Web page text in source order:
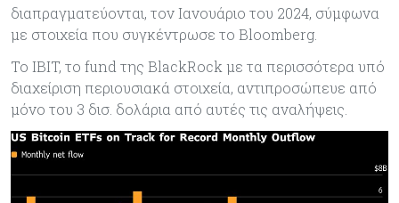
διαπραγματεύονται, τον Ιανουάριο του 2024, σύμφωνα
με στοιχεία που συγκέντρωσε το Bloomberg.
Το IBIT, το fund της BlackRock με τα περισσότερα υπό
διαχείριση περιουσιακά στοιχεία, αντιπροσώπευε από
μόνο του 3 δισ. δολάρια από αυτές τις αναλήψεις.